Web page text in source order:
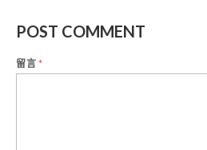
POST COMMENT
留言*